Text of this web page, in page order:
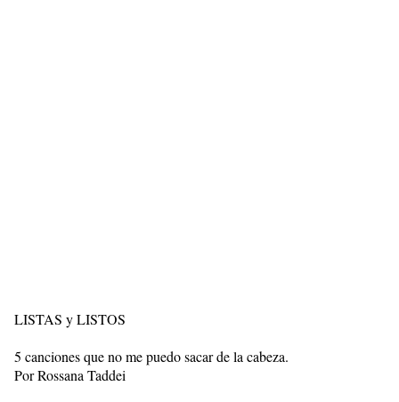
LISTAS y LISTOS
5 canciones que no me puedo sacar de la cabeza.
Por Rossana Taddei